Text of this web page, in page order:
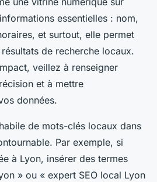
essentielles : nom,
et surtout, elle permet
de recherche locaux.
veillez à renseigner
et à mettre
données.
de mots-clés locaux dans
Par exemple, si
à Lyon, insérer des termes
» ou « expert SEO local Lyon